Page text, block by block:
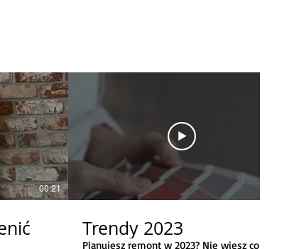
00:21
Trendy 2023
Planujesz remont w 2023? Nie wiesz co